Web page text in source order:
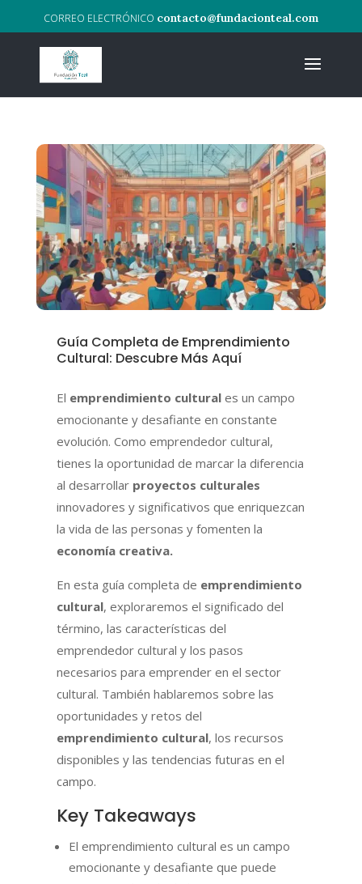
contacto@fundacionteal.com
Guía Completa de Emprendimiento
Cultural: Descubre Más Aquí
El emprendimiento culturales un campo
emocionante y desafiante en constante
evolución. Como emprendedor cultural,
tienes la oportunidad de marcar la diferencia
al desarrollar proyectos culturales
innovadores y significativos que enriquezcan
la vida de las personas y fomenten la
economía creativa.
En esta guía completa de emprendimiento
cultural, exploraremos el significado del
término, las características del
emprendedor cultural y los pasos
necesarios para emprender en el sector
cultural. También hablaremos sobre las
oportunidades y retos del
emprendimiento cultural, los recursos
disponibles y las tendencias futuras en el
campo.
Key Takeaways
El emprendimiento cultural es un campo
emocionante y desafiante que puede